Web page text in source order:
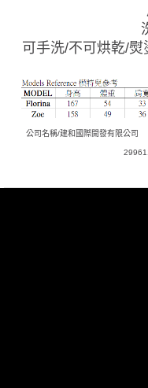
可手洗/不可烘乾/
公司名稱/建和國際開發有限公司